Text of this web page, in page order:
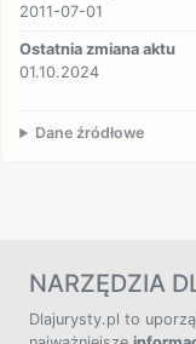
2011-07-01
Ostatnia zmiana aktu
01.10.2024
Dane źródłowe
NARZĘDZIA
Dlajurysty.pl to